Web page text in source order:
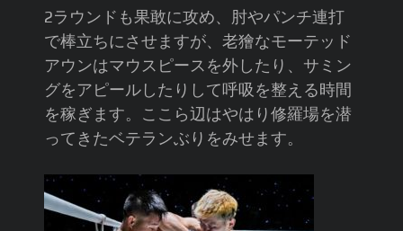
2ラウンドも果敢に攻め、肘やパンチ連打
で棒立ちにさせますが、老獪なモーテッド
アウンはマウスピースを外したり、サミン
グをアピールしたりして呼吸を整える時間
を稼ぎます。ここら辺はやはり修羅場を潜
ってきたベテランぶりをみせます。